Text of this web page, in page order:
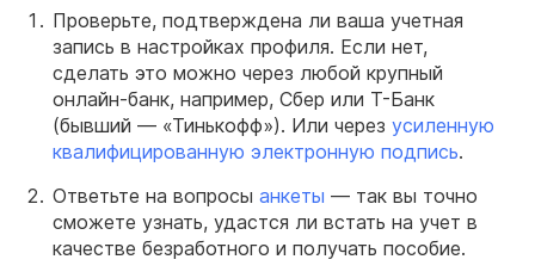
Проверьте, подтверждена ли ваша учетная
запись в настройках профиля. Если нет,
сделать это можно через любой крупный
онлайн-банк, например, Сбер или Т-Банк
(бывший — «Тинькофф»). Или через усиленную
квалифицированную электронную подпись.
Ответьте на вопросы анкеты — так вы точно
сможете узнать, удастся ли встать на учет в
качестве безработного и получать пособие.